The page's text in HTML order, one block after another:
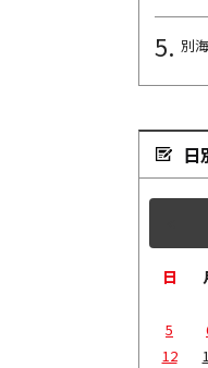
別
日
日
5
12